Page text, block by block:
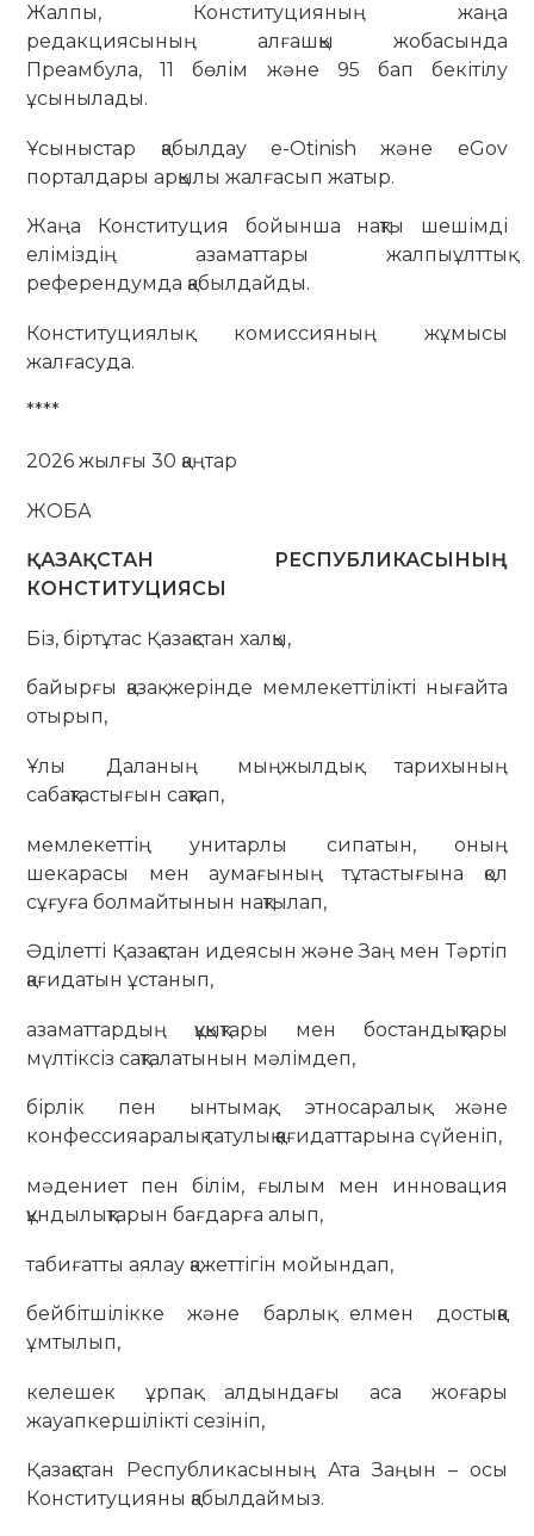
Жалпы, Конституцияның жаңа
редакциясының алғашқы жобасында
Преамбула, 11 бөлім және 95 бап бекітілу
ұсынылады.
Ұсыныстар қабылдау e-Otinish және eGov
порталдары арқылы жалғасып жатыр.
Жаңа Конституция бойынша нақты шешімді
еліміздің азаматтары жалпыұлттық
референдумда қабылдайды.
Конституциялық комиссияның жұмысы
жалғасуда.
****
2026 жылғы 30 қаңтар
ЖОБА
ҚАЗАҚСТАН РЕСПУБЛИКАСЫНЫҢ
КОНСТИТУЦИЯСЫ
Біз, біртұтас Қазақстан халқы,
байырғы қазақ жерінде мемлекеттілікті нығайта
отырып,
Ұлы Даланың мыңжылдық тарихының
сабақтастығын сақтап,
мемлекеттің унитарлы сипатын, оның
шекарасы мен аумағының тұтастығына қол
сұғуға болмайтынын нақтылап,
Әділетті Қазақстан идеясын және Заң мен Тәртіп
қағидатын ұстанып,
азаматтардың құқықтары мен бостандықтары
мүлтіксіз сақталатынын мәлімдеп,
бірлік пен ынтымақ, этносаралық және
конфессияаралық татулық қағидаттарына сүйеніп,
мәдениет пен білім, ғылым мен инновация
құндылықтарын бағдарға алып,
табиғатты аялау қажеттігін мойындап,
бейбітшілікке және барлық елмен достыққа
ұмтылып,
келешек ұрпақ алдындағы аса жоғары
жауапкершілікті сезініп,
Қазақстан Республикасының Ата Заңын – осы
Конституцияны қабылдаймыз.